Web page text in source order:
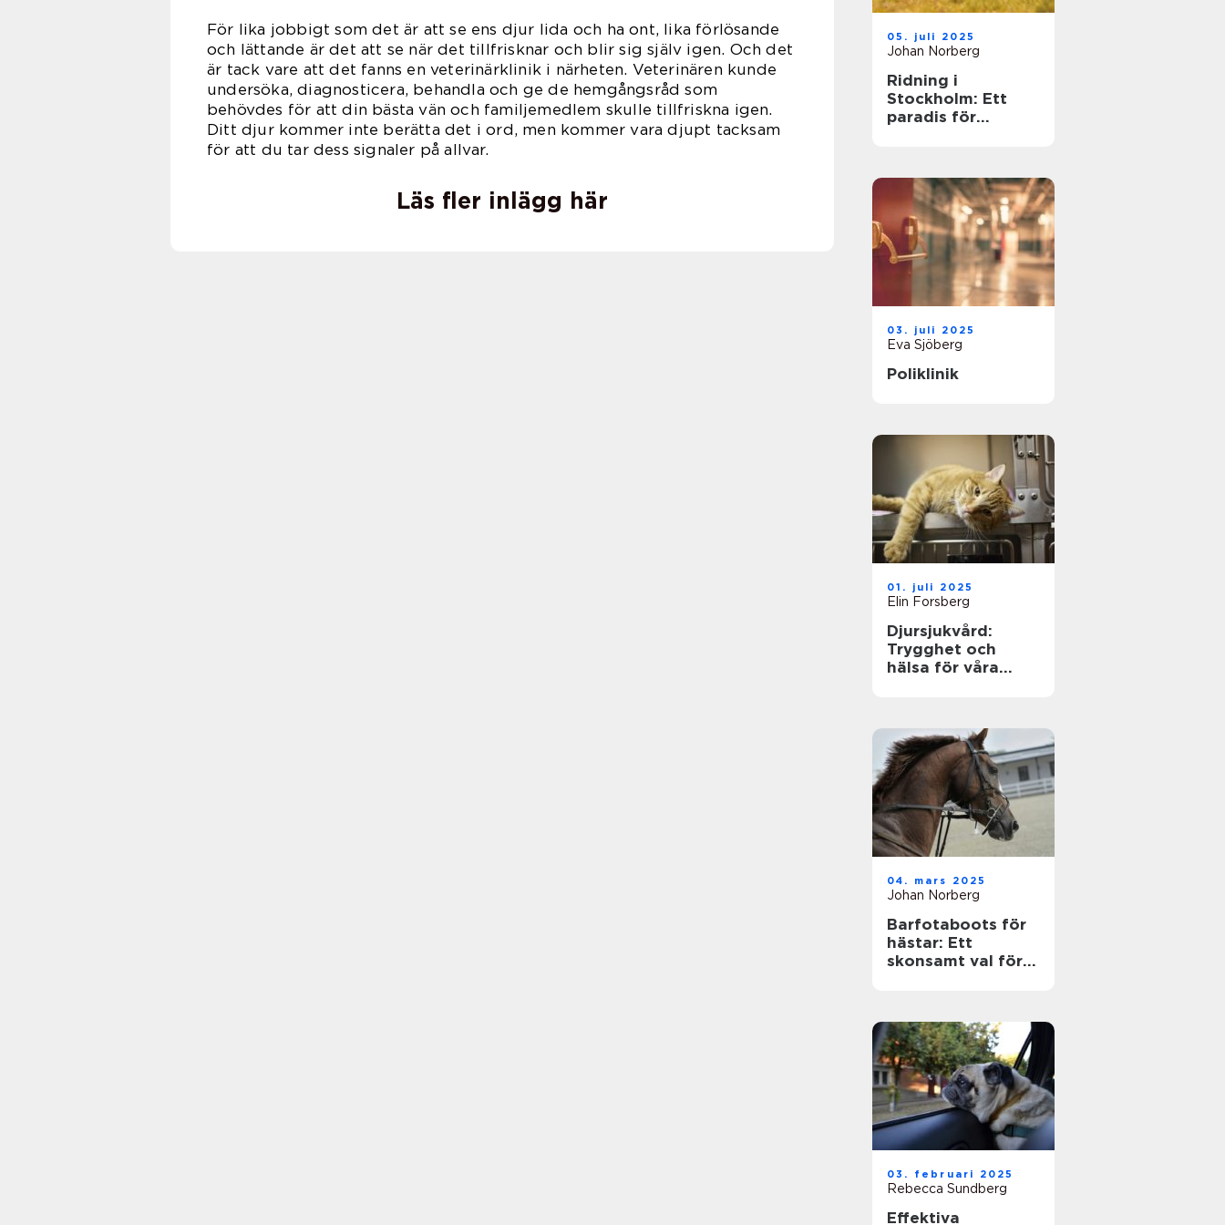
För lika jobbigt som det är att se ens djur lida och ha ont, lika förlösande
och lättande är det att se när det tillfrisknar och blir sig själv igen. Och det
är tack vare att det fanns en veterinärklinik i närheten. Veterinären kunde
undersöka, diagnosticera, behandla och ge de hemgångsråd som
behövdes för att din bästa vän och familjemedlem skulle tillfriskna igen.
Ditt djur kommer inte berätta det i ord, men kommer vara djupt tacksam
för att du tar dess signaler på allvar.
Läs fler inlägg här
05. juli 2025
Johan Norberg
Ridning i
Stockholm: Ett
paradis för
03. juli 2025
Eva Sjöberg
Poliklinik
01. juli 2025
Elin Forsberg
Djursjukvård:
Trygghet och
hälsa för våra
04. mars 2025
Johan Norberg
Barfotaboots för
hästar: Ett
skonsamt val för
03. februari 2025
Rebecca Sundberg
Effektiva